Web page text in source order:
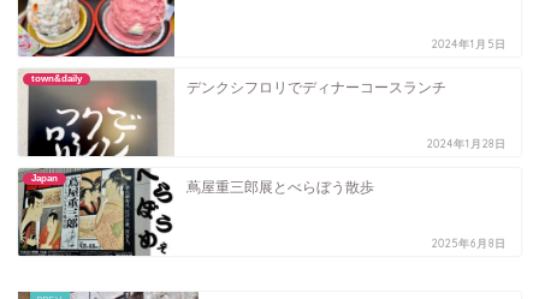
2024年1月5日
town&daily
デンクシフロリでディナーコースランチ
2024年1月28日
Japan
蔦屋重三郎展とべらぼう散歩
2025年6月8日